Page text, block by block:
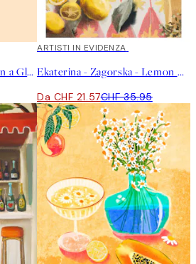
Maarten Leon - Holiday in a Glass No1 Poster
40%*
ARTISTI IN EVIDENZA
Ekaterina - Zagorska - Lemon Cocktail Poster
Da CHF 21.57CHF 35.95